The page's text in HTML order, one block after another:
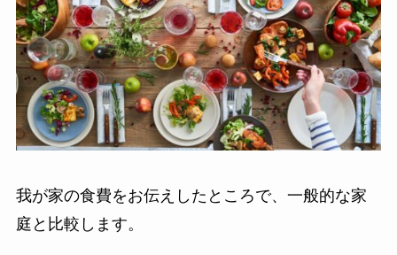
我が家の食費をお伝えしたところで、一般的な家
庭と比較します。